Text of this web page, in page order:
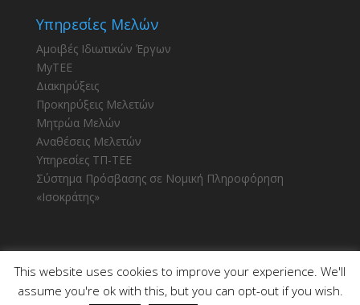
Υπηρεσίες Μελών
Αμοιβές Ιδιωτικών Έργων
MyTEE
Διακηρύξεις
Προκηρύξεις Μελετών
Μητρώα Μελών
Αναθέσεις Μελετών
Υπηρεσίες ΤΠ-ΤΕΕ
Σύστημα Πρόσβασης σε Νομική Πληροφόρηση
«Ισοκράτης»
This website uses cookies to improve your experience. We'll
assume you're ok with this, but you can opt-out if you wish.